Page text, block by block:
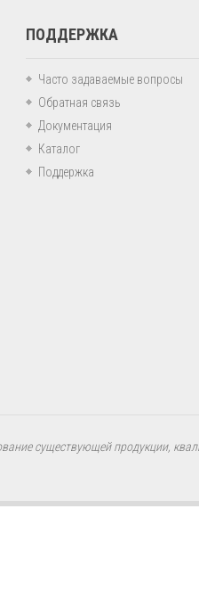
ПОДДЕРЖКА
Часто задаваемые вопросы
Обратная связь
Документация
Каталог
Поддержка
существующей продукции,